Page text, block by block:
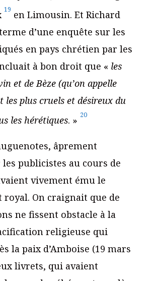
19 en Limousin. Et Richard
d’une enquête sur les
en pays chrétien par les
à bon droit que « les
et de Bèze (qu’on appelle
les plus cruels et désireux du
les hérétiques. » 20
âprement
les publicistes au cours de
vivement ému le
royal. On craignait que de
ne fissent obstacle à la
religieuse qui
la paix d’Amboise (19 mars
livrets, qui avaient